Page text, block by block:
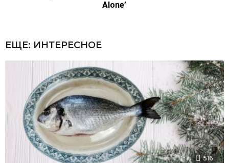
ЕЩЕ: ИНТЕРЕСНОЕ
516